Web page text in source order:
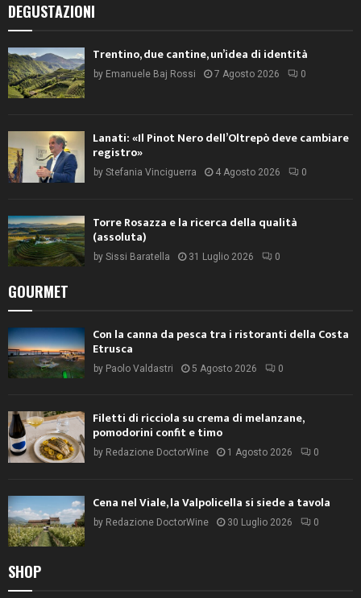
DEGUSTAZIONI
Trentino, due cantine, un’idea di identità
by Emanuele Baj Rossi 7 Agosto 2026 0
Lanati: «Il Pinot Nero dell’Oltrepò deve cambiare
registro»
by Stefania Vinciguerra 4 Agosto 2026 0
Torre Rosazza e la ricerca della qualità
(assoluta)
by Sissi Baratella 31 Luglio 2026 0
GOURMET
Con la canna da pesca tra i ristoranti della Costa
Etrusca
by Paolo Valdastri 5 Agosto 2026 0
Filetti di ricciola su crema di melanzane,
pomodorini confit e timo
by Redazione DoctorWine 1 Agosto 2026 0
Cena nel Viale, la Valpolicella si siede a tavola
by Redazione DoctorWine 30 Luglio 2026 0
SHOP